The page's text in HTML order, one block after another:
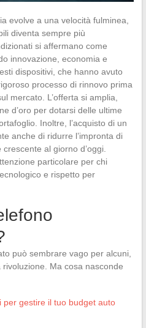
evolve a una velocità fulminea,
diventa sempre più
si affermano come
innovazione, economia e
dispositivi, che hanno avuto
processo di rinnovo prima
mercato. L’offerta si amplia,
d’oro per dotarsi delle ultime
Inoltre, l’acquisto di un
anche di ridurre l’impronta di
al giorno d’oggi.
particolare per chi
e rispetto per
può sembrare vago per alcuni,
Ma cosa nasconde
per gestire il tuo budget auto